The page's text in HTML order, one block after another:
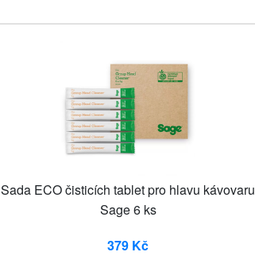
Sada ECO čisticích tablet pro hlavu kávovaru
Sage 6 ks
379 Kč